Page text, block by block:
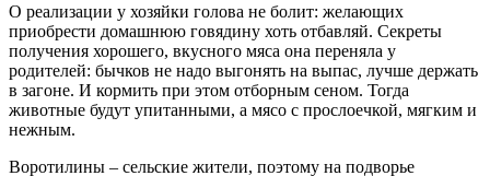
О реализации у хозяйки голова не болит: желающих
приобрести домашнюю говядину хоть отбавляй. Секреты
получения хорошего, вкусного мяса она переняла у
родителей: бычков не надо выгонять на выпас, лучше держать
в загоне. И кормить при этом отборным сеном. Тогда
животные будут упитанными, а мясо с прослоечкой, мягким и
нежным.
Воротилины – сельские жители, поэтому на подворье